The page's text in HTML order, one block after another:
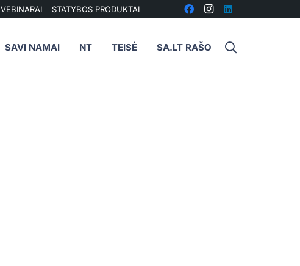
VEBINARAI STATYBOS PRODUKTAI
SAVI NAMAI NT TEISĖ SA.LT RAŠO